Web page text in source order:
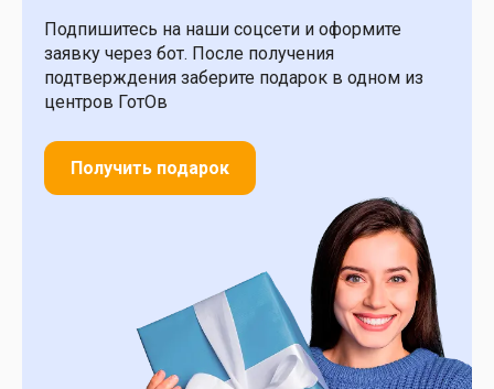
Подпишитесь на наши соцсети и оформите
заявку через бот. После получения
подтверждения заберите подарок в одном из
центров ГотОв
Получить подарок